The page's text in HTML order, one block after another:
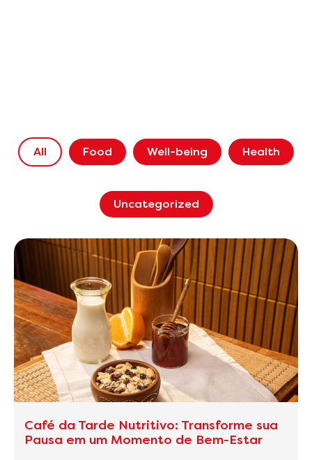
All Food Well-being Health
Uncategorized
Café da Tarde Nutritivo: Transforme sua
Pausa em um Momento de Bem-Estar